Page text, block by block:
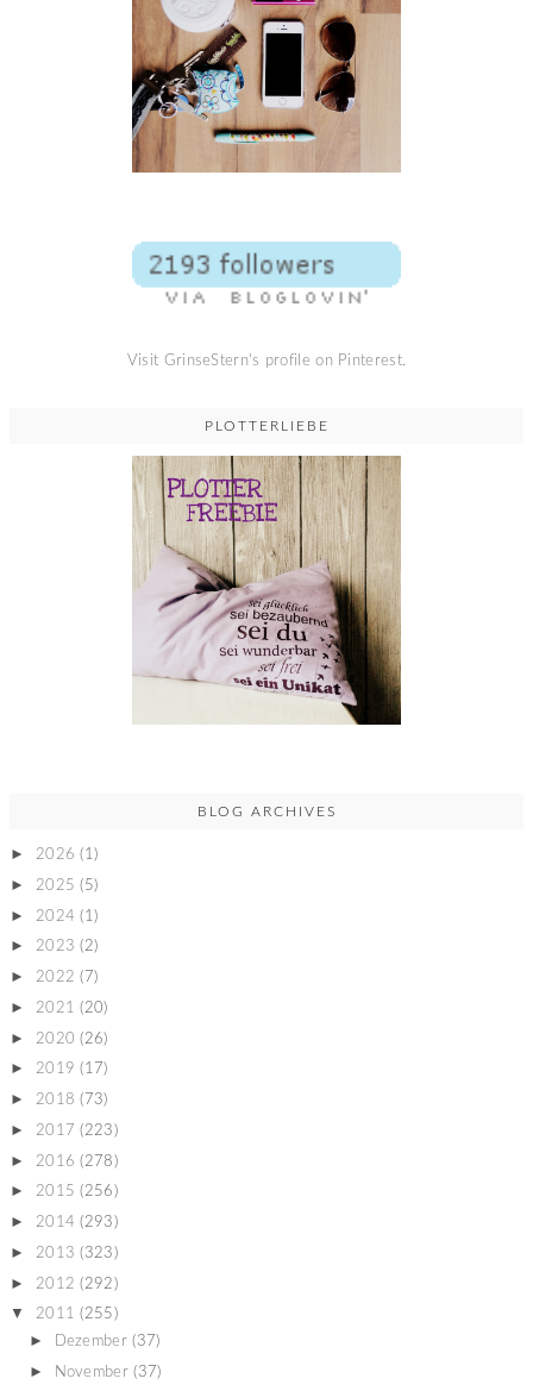
Visit GrinseStern's profile on Pinterest.
PLOTTERLIEBE
BLOG ARCHIVES
► 2026 (1)
► 2025 (5)
► 2024 (1)
► 2023 (2)
► 2022 (7)
► 2021 (20)
► 2020 (26)
► 2019 (17)
► 2018 (73)
► 2017 (223)
► 2016 (278)
► 2015 (256)
► 2014 (293)
► 2013 (323)
► 2012 (292)
▼ 2011 (255)
► Dezember (37)
► November (37)